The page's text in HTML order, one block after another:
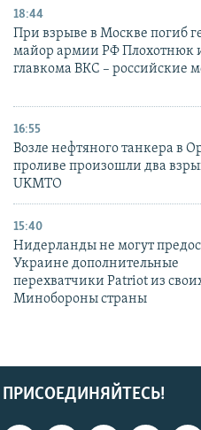
18:44
При взрыве в Москве погиб
майор армии РФ Плохотнюк
главкома ВКС – российские
16:55
Возле нефтяного танкера в
проливе произошли два
UKMTO
15:40
Нидерланды не могут
Украине дополнительные
перехватчики Patriot из
Минобороны страны
ПРИСОЕДИНЯЙТЕСЬ!